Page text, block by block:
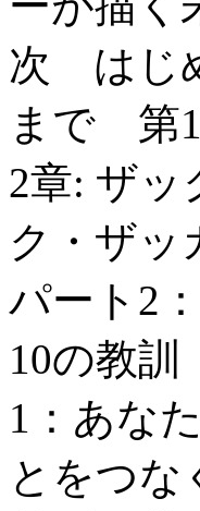
次 はじ
まで 第
2章: ザッ
ク・ザ
パート2
10の教
1：あな
とをつ